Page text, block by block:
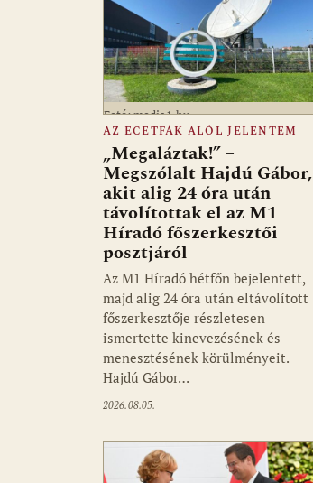
Fotó: media1.hu
AZ ECETFÁK ALÓL JELENTEM
„Megaláztak!” –
Megszólalt Hajdú Gábor,
akit alig 24 óra után
távolítottak el az M1
Híradó főszerkesztői
posztjáról
Az M1 Híradó hétfőn bejelentett,
majd alig 24 óra után eltávolított
főszerkesztője részletesen
ismertette kinevezésének és
menesztésének körülményeit.
Hajdú Gábor…
2026.08.05.